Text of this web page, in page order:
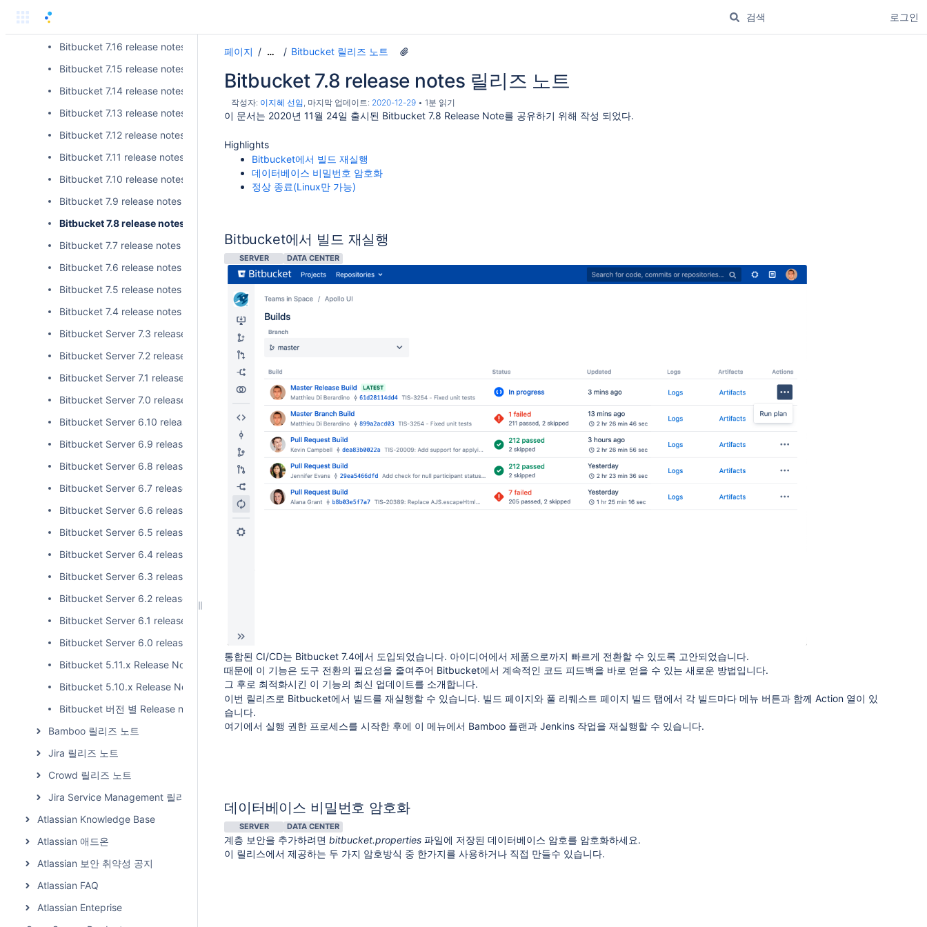
로그인
Bitbucket 7.16 release notes 릴리즈 노트
Bitbucket 7.15 release notes 릴리즈 노트
Bitbucket 7.14 release notes 릴리즈 노트
Bitbucket 7.13 release notes 릴리즈 노트
Bitbucket 7.12 release notes 릴리즈 노트
Bitbucket 7.11 release notes 릴리즈 노트
Bitbucket 7.10 release notes 릴리즈 노트
Bitbucket 7.9 release notes 릴리즈 노트
Bitbucket 7.8 release notes 릴리즈 노트
Bitbucket 7.7 release notes 릴리즈 노트
Bitbucket 7.6 release notes 릴리즈 노트
Bitbucket 7.5 release notes 릴리즈 노트
Bitbucket 7.4 release notes 릴리즈 노트
Bitbucket Server 7.3 release notes 릴리즈 노트
Bitbucket Server 7.2 release notes 릴리즈 노트
Bitbucket Server 7.1 release notes 릴리즈 노트
Bitbucket Server 7.0 release notes 릴리즈 노트
Bitbucket Server 6.10 release notes 릴리즈 노트
Bitbucket Server 6.9 release notes 릴리즈 노트
Bitbucket Server 6.8 release notes 릴리즈 노트
Bitbucket Server 6.7 release notes 릴리즈 노트
Bitbucket Server 6.6 release notes 릴리즈 노트
Bitbucket Server 6.5 release notes 릴리즈 노트
Bitbucket Server 6.4 release notes 릴리즈 노트
Bitbucket Server 6.3 release notes 릴리즈 노트
Bitbucket Server 6.2 release notes 릴리즈 노트
Bitbucket Server 6.1 release notes 릴리즈 노트
Bitbucket Server 6.0 release notes 릴리즈 노트
Bitbucket 5.11.x Release Note 릴리즈 노트
Bitbucket 5.10.x Release Note 릴리즈 노트
Bitbucket 버전 별 Release note 정리
Bamboo 릴리즈 노트
Jira 릴리즈 노트
Crowd 릴리즈 노트
Jira Service Management 릴리즈 노트
Atlassian Knowledge Base
Atlassian 애드온
Atlassian 보안 취약성 공지
Atlassian FAQ
Atlassian Enteprise
페이지 … Bitbucket 릴리즈 노트
Bitbucket 7.8 release notes 릴리즈 노트
작성자: 이지혜 선임, 마지막 업데이트: 2020-12-29 1분 읽기
이 문서는 2020년 11월 24일 출시된 Bitbucket 7.8 Release Note를 공유하기 위해 작성 되었다.
Highlights
Bitbucket에서 빌드 재실행
데이터베이스 비밀번호 암호화
정상 종료(Linux만 가능)
Bitbucket에서 빌드 재실행
SERVER DATA CENTER
통합된 CI/CD는 Bitbucket 7.4에서 도입되었습니다. 아이디어에서 제품으로까지 빠르게 전환할 수 있도록 고안되었습니다.
때문에 이 기능은 도구 전환의 필요성을 줄여주어 Bitbucket에서 계속적인 코드 피드백을 바로 얻을 수 있는 새로운 방법입니다.
그 후로 최적화시킨 이 기능의 최신 업데이트를 소개합니다.
이번 릴리즈로 Bitbucket에서 빌드를 재실행할 수 있습니다. 빌드 페이지와 풀 리퀘스트 페이지 빌드 탭에서 각 빌드마다 메뉴 버튼과 함께 Action 열이 있
습니다.
여기에서 실행 권한 프로세스를 시작한 후에 이 메뉴에서 Bamboo 플랜과 Jenkins 작업을 재실행할 수 있습니다.
데이터베이스 비밀번호 암호화
SERVER DATA CENTER
계층 보안을 추가하려면 bitbucket.properties 파일에 저장된 데이터베이스 암호를 암호화하세요.
이 릴리스에서 제공하는 두 가지 암호방식 중 한가지를 사용하거나 직접 만들수 있습니다.